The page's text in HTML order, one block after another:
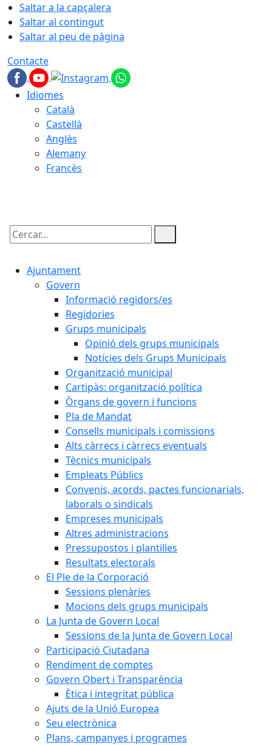
Saltar a la capçalera
Saltar al contingut
Saltar al peu de pàgina
Contacte
Idiomes
Català
Castellà
Anglès
Alemany
Francès
Cercar:
Ajuntament
Govern
Informació regidors/es
Regidories
Grups municipals
Opinió dels grups municipals
Notícies dels Grups Municipals
Organització municipal
Cartipàs: organització política
Òrgans de govern i funcions
Pla de Mandat
Consells municipals i comissions
Alts càrrecs i càrrecs eventuals
Tècnics municipals
Empleats Públics
Convenis, acords, pactes funcionarials,
laborals o sindicals
Empreses municipals
Altres administracions
Pressupostos i plantilles
Resultats electorals
El Ple de la Corporació
Sessions plenàries
Mocions dels grups municipals
La Junta de Govern Local
Sessions de la Junta de Govern Local
Participació Ciutadana
Rendiment de comptes
Govern Obert i Transparència
Ètica i integritat pública
Ajuts de la Unió Europea
Seu electrònica
Plans, campanyes i programes